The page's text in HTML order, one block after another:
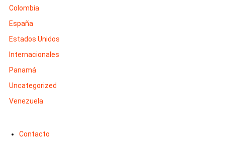
Colombia
España
Estados Unidos
Internacionales
Panamá
Uncategorized
Venezuela
Contacto